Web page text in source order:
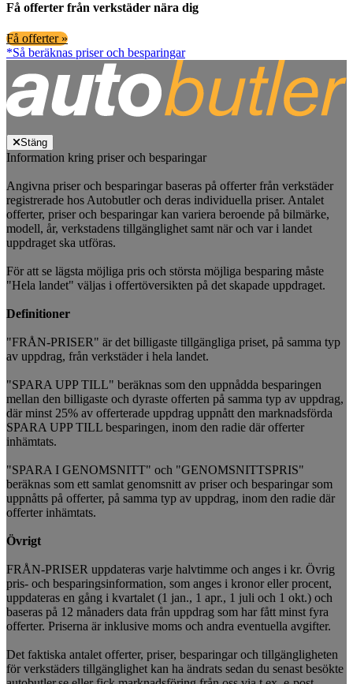
Få offerter från verkstäder nära dig
Få offerter »
*Så beräknas priser och besparingar
Stäng
Information kring priser och besparingar
Angivna priser och besparingar baseras på offerter från verkstäder
registrerade hos Autobutler och deras individuella priser. Antalet
offerter, priser och besparingar kan variera beroende på bilmärke,
modell, år, verkstadens tillgänglighet samt när och var i landet
uppdraget ska utföras.
För att se lägsta möjliga pris och största möjliga besparing måste
"Hela landet" väljas i offertöversikten på det skapade uppdraget.
Definitioner
"FRÅN-PRISER" är det billigaste tillgängliga priset, på samma typ
av uppdrag, från verkstäder i hela landet.
"SPARA UPP TILL" beräknas som den uppnådda besparingen
mellan den billigaste och dyraste offerten på samma typ av uppdrag,
där minst 25% av offerterade uppdrag uppnått den marknadsförda
SPARA UPP TILL besparingen, inom den radie där offerter
inhämtats.
"SPARA I GENOMSNITT" och "GENOMSNITTSPRIS"
beräknas som ett samlat genomsnitt av priser och besparingar som
uppnåtts på offerter, på samma typ av uppdrag, inom den radie där
offerter inhämtats.
Övrigt
FRÅN-PRISER uppdateras varje halvtimme och anges i kr. Övrig
pris- och besparingsinformation, som anges i kronor eller procent,
uppdateras en gång i kvartalet (1 jan., 1 apr., 1 juli och 1 okt.) och
baseras på 12 månaders data från uppdrag som har fått minst fyra
offerter. Priserna är inklusive moms och andra eventuella avgifter.
Det faktiska antalet offerter, priser, besparingar och tillgängligheten
för verkstäders tillgänglighet kan ha ändrats sedan du senast besökte